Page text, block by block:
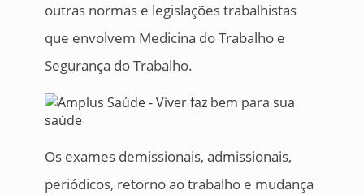
outras normas e legislações trabalhistas
que envolvem Medicina do Trabalho e
Segurança do Trabalho.
Os exames demissionais, admissionais,
periódicos, retorno ao trabalho e mudança